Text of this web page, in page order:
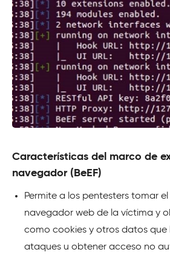
Características del marco de
navegador (BeEF)
Permite a los pentesters tomar
navegador web de la víctima y
como cookies y otros datos que
ataques u obtener acceso no